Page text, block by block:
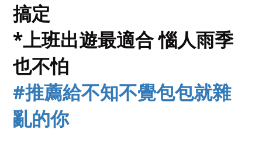
搞定
*上班出遊最適合 惱人雨季
也不怕
#推薦給不知不覺包包就雜
亂的你